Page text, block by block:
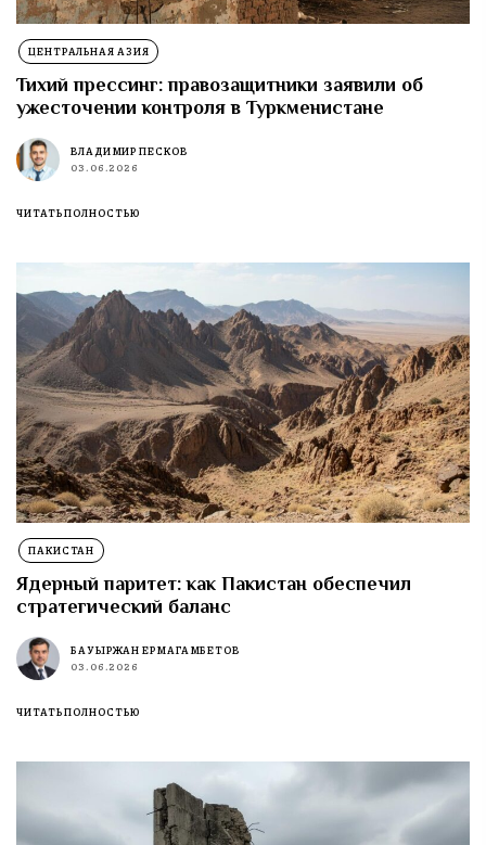
ЦЕНТРАЛЬНАЯ АЗИЯ
Тихий прессинг: правозащитники заявили об
ужесточении контроля в Туркменистане
ВЛАДИМИР ПЕСКОВ
03.06.2026
ЧИТАТЬ ПОЛНОСТЬЮ
ПАКИСТАН
Ядерный паритет: как Пакистан обеспечил
стратегический баланс
БАУЫРЖАН ЕРМАГАМБЕТОВ
03.06.2026
ЧИТАТЬ ПОЛНОСТЬЮ